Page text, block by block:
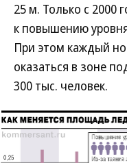
25 м. Только с 2000
к повышению
При этом каждый
оказаться в зоне
300 тыс. человек.